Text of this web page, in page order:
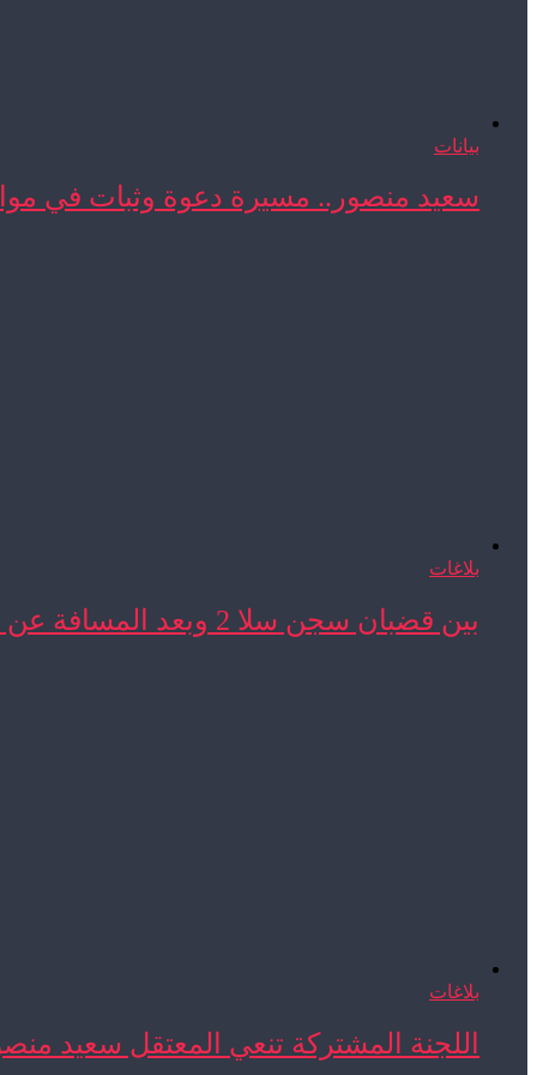
بيانات
سعيد منصور.. مسيرة دعوة وثبات في
بلاغات
بين قضبان سجن سلا 2 وبعد المسافة عن ...
بلاغات
اللجنة المشتركة تنعي المعتقل سعيد